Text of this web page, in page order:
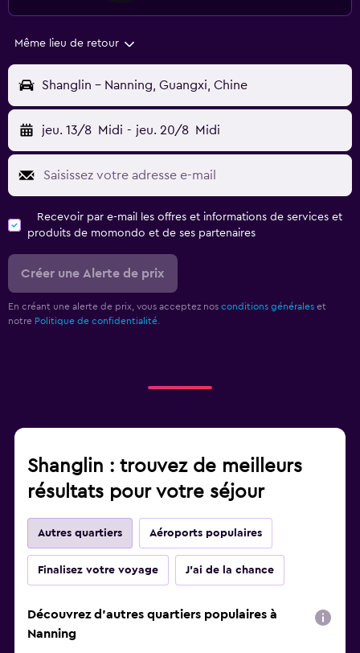
Même lieu de retour
Shanglin - Nanning, Guangxi, Chine
jeu. 13/8 Midi - jeu. 20/8 Midi
Recevoir par e-mail les offres et informations de services et
produits de momondo et de ses partenaires
Créer une Alerte de prix
En créant une alerte de prix, vous acceptez nos conditions générales et
notre Politique de confidentialité.
Shanglin : trouvez de meilleurs
résultats pour votre séjour
Autres quartiers Aéroports populaires
Finalisez votre voyage J'ai de la chance
Découvrez d'autres quartiers populaires à
Nanning